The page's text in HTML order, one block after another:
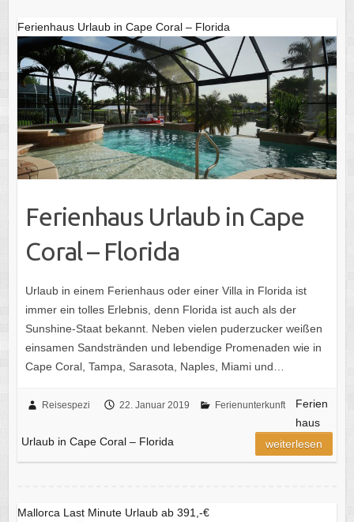
Ferienhaus Urlaub in Cape Coral – Florida
Ferienhaus Urlaub in Cape
Coral – Florida
Urlaub in einem Ferienhaus oder einer Villa in Florida ist
immer ein tolles Erlebnis, denn Florida ist auch als der
Sunshine-Staat bekannt. Neben vielen puderzucker weißen
einsamen Sandstränden und lebendige Promenaden wie in
Cape Coral, Tampa, Sarasota, Naples, Miami und…
Reisespezi 22. Januar 2019 Ferienunterkunft
Ferien
haus
Urlaub in Cape Coral – Florida
weiterlesen
Mallorca Last Minute Urlaub ab 391,-€